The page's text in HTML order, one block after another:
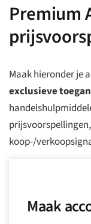
Premium
Maak hieronder je
exclusieve
koop-/
Maak